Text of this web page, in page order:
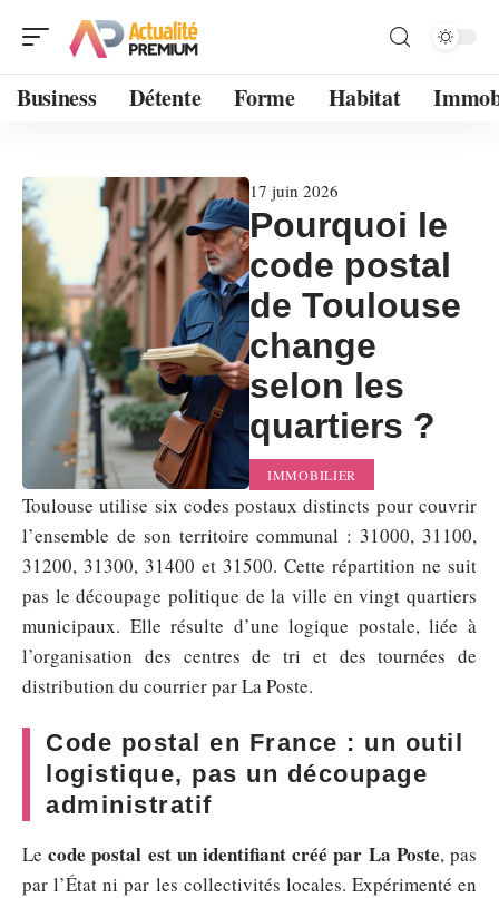
Business Détente Forme Habitat
17 juin 2026
Pourquoi le
code postal
de Toulouse
change
selon les
quartiers ?
IMMOBILIER
Toulouse utilise six codes postaux distincts pour couvrir
l’ensemble de son territoire communal : 31000, 31100,
31200, 31300, 31400 et 31500. Cette répartition ne suit
pas le découpage politique de la ville en vingt quartiers
municipaux. Elle résulte d’une logique postale, liée à
l’organisation des centres de tri et des tournées de
distribution du courrier par La Poste.
Code postal en France : un outil
logistique, pas un découpage
administratif
Lecode postal est un identifiant créé par La Poste, pas
par l’État ni par les collectivités locales. Expérimenté en